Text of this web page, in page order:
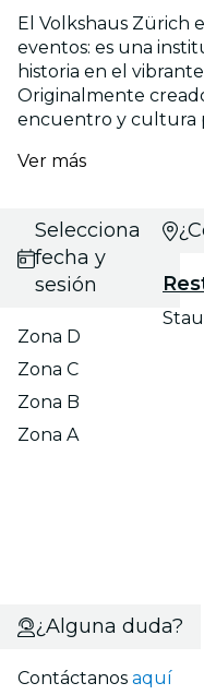
El Volkshaus Zürich
eventos: es una
historia en el
Originalmente
encuentro y cultura
Ver más
Selecciona
fecha y
sesión
Zona D
Zona C
Zona B
Zona A
¿Alguna duda?
Contáctanos aquí